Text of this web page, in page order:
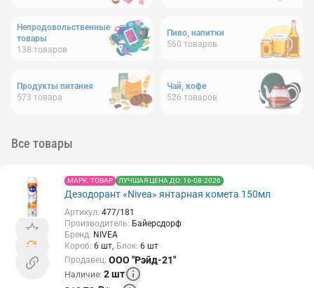
Непродовольственные
товары
138 товаров
Пиво, напитки
560 товаров
Продукты питания
573 товара
Чай, кофе
526 товаров
Все товары
МАРК. ТОВАР ЛУЧШАЯ ЦЕНА ДО: 16-08-2026
Дезодорант «Nivea» янтарная комета 150мл
Артикул: 477/181
Производитель: Байерсдорф
Бренд: NIVEA
Короб: 6 шт Блок: 6 шт
Продавец: ООО "Рэйд-21"
Наличие: 2шт